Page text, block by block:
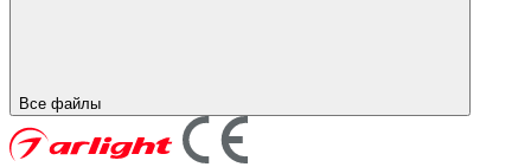
Все файлы